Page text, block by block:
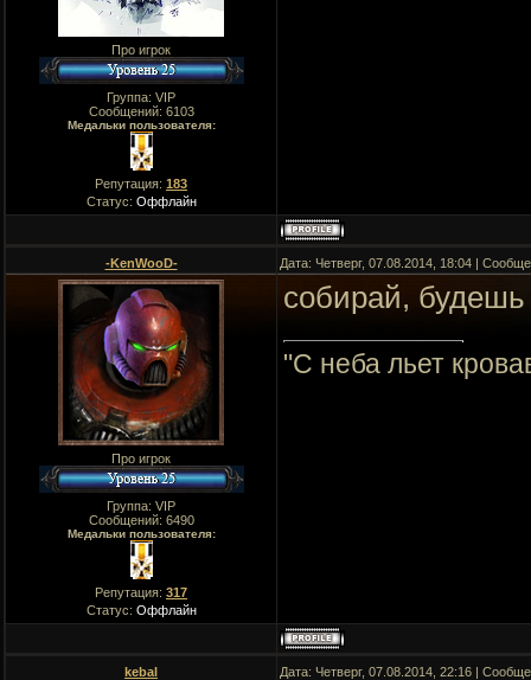
Про игрок
Группа: VIP
Сообщений: 6103
Медальки пользователя:
Репутация: 183
Статус: Оффлайн
-KenWooD- Дата: Четверг, 07.08.2014, 18:04 |
Про игрок
Группа: VIP
Сообщений: 6490
Медальки пользователя:
Репутация: 317
Статус: Оффлайн
собирай,
"C неба льет
kebal Дата: Четверг, 07.08.2014, 22:16 |